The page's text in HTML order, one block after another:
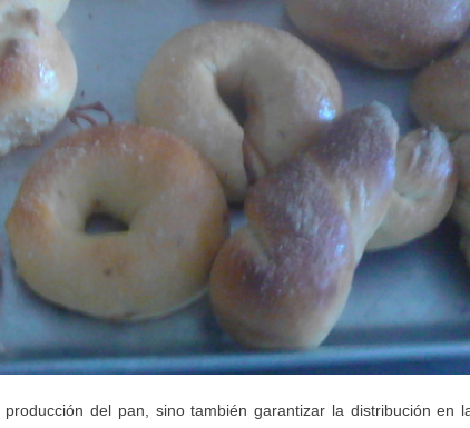
del pan, sino también garantizar la distribución en